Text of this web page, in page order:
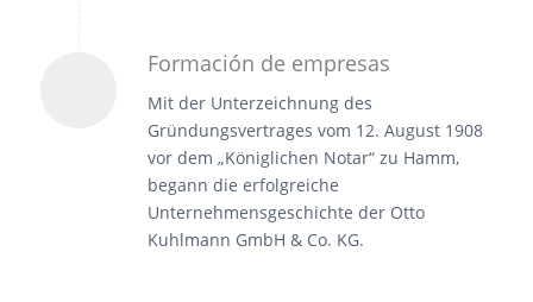
Formación de empresas
Mit der Unterzeichnung des
Gründungsvertrages vom 12. August 1908
vor dem „Königlichen Notar“ zu Hamm,
begann die erfolgreiche
Unternehmensgeschichte der Otto
Kuhlmann GmbH & Co. KG.